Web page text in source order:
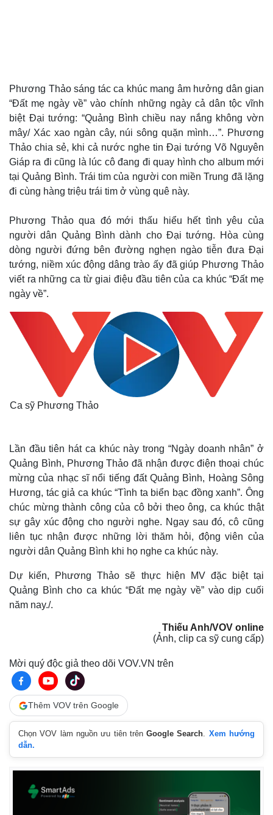
Bất động sản
Khởi nghiệp
Giá vàng
Tiêu dùng
Tỷ giá
Chứng khoán
Giá cà phê
Pháp luật
Vụ án
Tin nóng
Tư vấn luật
Quân sự - Quốc phòng
Vũ khí
Việt Nam
Phân tích
Bóng đá
Lịch thi đấu bóng đá
Thế giới thể thao
Ô tô
Xe máy
Phương Thảo sáng tác ca khúc mang âm hưởng dân gian
“Đất mẹ ngày về” vào chính những ngày cả dân tộc vĩnh
biệt Đại tướng: “Quảng Bình chiều nay nắng không vờn
mây/ Xác xao ngàn cây, núi sông quặn mình…”. Phương
Thảo chia sẻ, khi cả nước nghe tin Đại tướng Võ Nguyên
Giáp ra đi cũng là lúc cô đang đi quay hình cho album mới
tại Quảng Bình. Trái tim của người con miền Trung đã lặng
đi cùng hàng triệu trái tim ở vùng quê này.
Phương Thảo qua đó mới thấu hiểu hết tình yêu của
người dân Quảng Bình dành cho Đại tướng. Hòa cùng
dòng người đứng bên đường nghẹn ngào tiễn đưa Đại
tướng, niềm xúc động dâng trào ấy đã giúp Phương Thảo
viết ra những ca từ giai điệu đầu tiên của ca khúc “Đất mẹ
ngày về”.
Ca sỹ Phương Thảo
Lần đầu tiên hát ca khúc này trong “Ngày doanh nhân” ở
Quảng Bình, Phương Thảo đã nhận được điện thoại chúc
mừng của nhạc sĩ nổi tiếng đất Quảng Bình, Hoàng Sông
Hương, tác giả ca khúc “Tình ta biển bạc đồng xanh”. Ông
chúc mừng thành công của cô bởi theo ông, ca khúc thật
sự gây xúc động cho người nghe. Ngay sau đó, cô cũng
liên tục nhận được những lời thăm hỏi, động viên của
người dân Quảng Bình khi họ nghe ca khúc này.
Dự kiến, Phương Thảo sẽ thực hiện MV đặc biệt tại
Quảng Bình cho ca khúc “Đất mẹ ngày về” vào dịp cuối
năm nay./.
Thiếu Anh/VOV online
(Ảnh, clip ca sỹ cung cấp)
Mời quý độc giả theo dõi VOV.VN trên
Thêm VOV trên Google
Chọn VOV làm nguồn ưu tiên trênGoogle Search. Xem hướng
dẫn.